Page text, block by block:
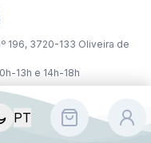
PT
196, 3720-133 Oliveira de
13h e 14h-18h